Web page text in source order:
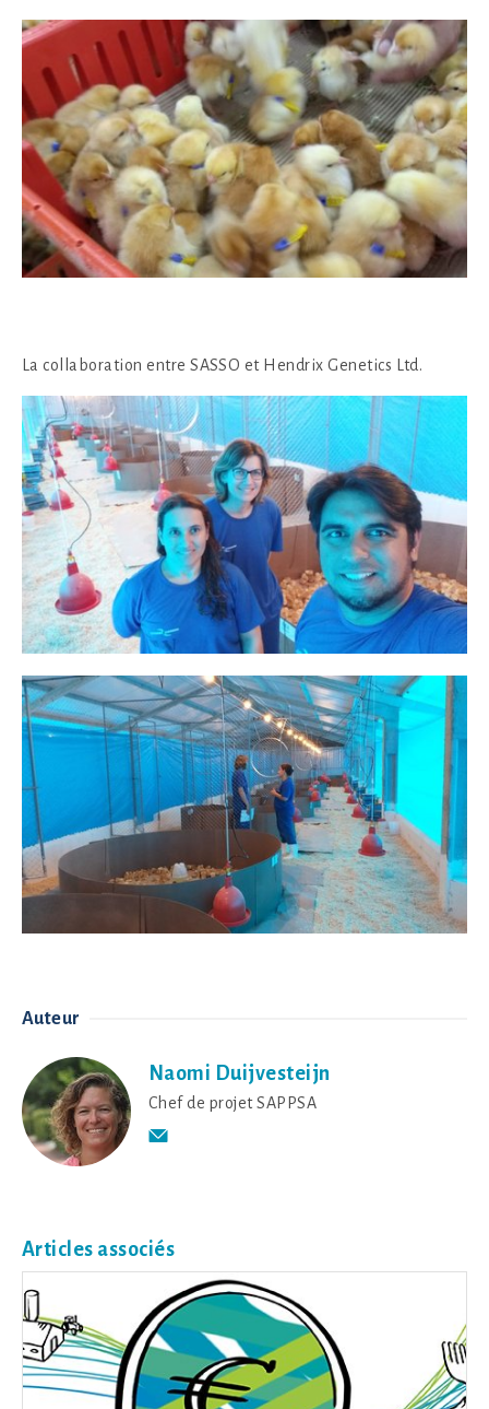
La collaboration entre SASSO et Hendrix Genetics Ltd.
Auteur
Naomi Duijvesteijn
Chef de projet SAPPSA
Articles associés